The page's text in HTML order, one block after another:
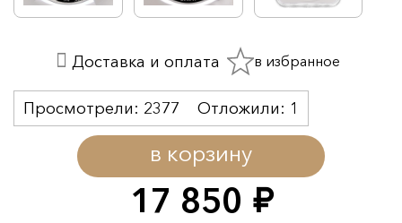
17 850 руб.
в корзину
Просмотрели: 2377 Отложили: 1
Доставка и оплата в избранное